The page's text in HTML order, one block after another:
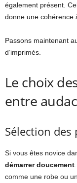
également présent.
donne une cohérence
Passons maintenant
d’imprimés.
Le choix
entre
Sélection des
Si vous êtes novice
démarrer doucement
comme une robe ou